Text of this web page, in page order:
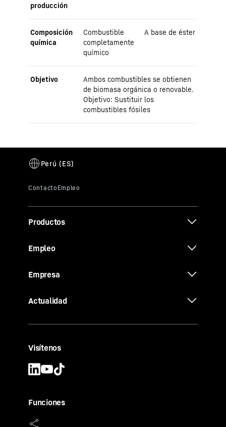
producción
Composición
química
Combustible
completamente
químico
A base de éster
Objetivo
Ambos combustibles se obtienen
de biomasa orgánica o renovable.
Objetivo: Sustituir los
combustibles fósiles
Productos
Empleo
Empresa
Actualidad
Visítenos
Funciones